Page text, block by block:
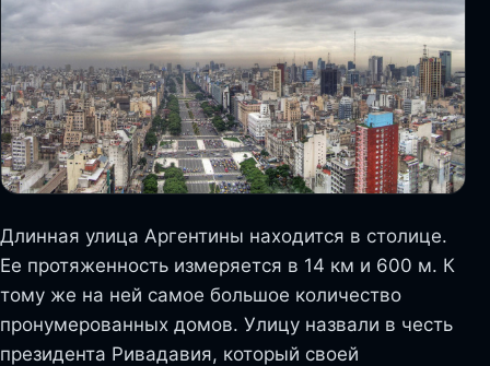
Длинная улица Аргентины находится в столице.
Ее протяженность измеряется в 14 км и 600 м. К
тому же на ней самое большое количество
пронумерованных домов. Улицу назвали в честь
президента Ривадавия, который своей